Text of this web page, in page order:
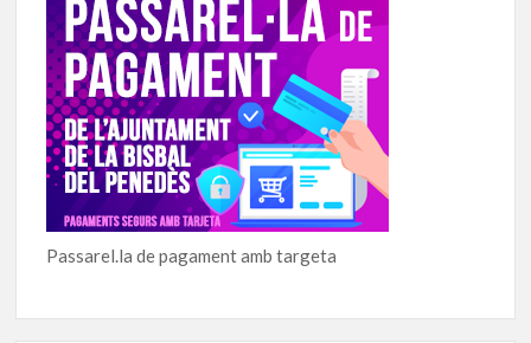
Passarel.la de pagament amb targeta